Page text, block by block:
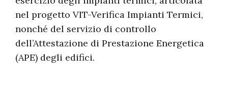
nel progetto VIT-Verifica Impianti Termici,
nonché del servizio di controllo
dell’Attestazione di Prestazione Energetica
(APE) degli edifici.